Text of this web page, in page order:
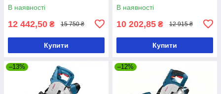
В наявності
12 442,50 ₴ 15 750 ₴
Купити
В наявності
10 202,85 ₴ 12 915 ₴
Купити
–13% –12%